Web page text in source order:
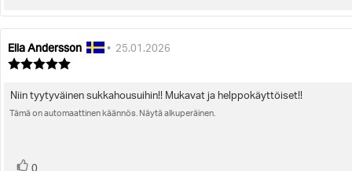
Arvostelun
kirjoittaja:
Ella Andersson • Arvostelun
25.01.2026
5:sta
tähdestä
Arvostelun
teksti:
Niin tyytyväinen sukkahousuihin!! Mukavat ja helppokäyttöiset!!
Tämä on automaattinen käännös. Näytä alkuperäinen.
Äänestä